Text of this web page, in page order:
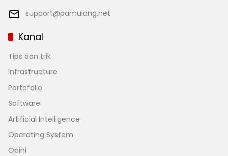
support@pamulang.net
Kanal
Tips dan trik
Infrastructure
Portofolio
Software
Artificial Intelligence
Operating System
Opini